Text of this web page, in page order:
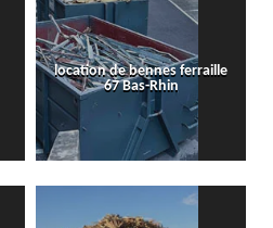
location de bennes ferraille
67 Bas-Rhin